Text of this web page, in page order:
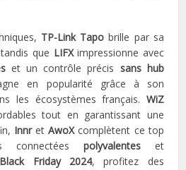
TP-Link Tapo brille par sa
que LIFXimpressionne avec
et un contrôle précis sans hub
en popularité grâce à son
les écosystèmes français. WiZ
tout en garantissant une
InnretAwoXcomplètent ce top
connectées polyvalenteset
Black Friday 2024, profitez des